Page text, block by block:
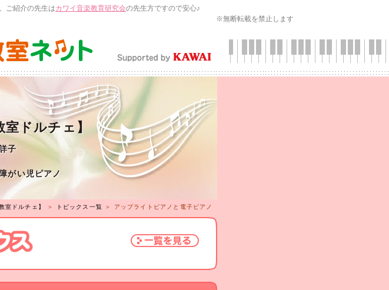
ご紹介の先生はカワイ音楽教育研究会の先生方ですので安心♪
※無断転載を禁止します
室ドルチェ】
子
い児ピアノ
室ドルチェ】 ＞ トピックス一覧 ＞ アップライトピアノと電子ピアノ